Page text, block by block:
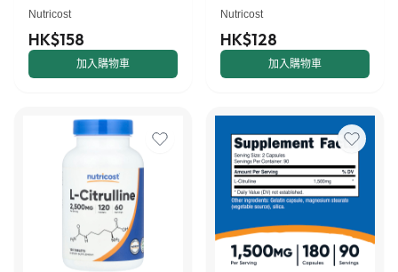
Nutricost
HK$158
加入購物車
Nutricost
HK$128
加入購物車